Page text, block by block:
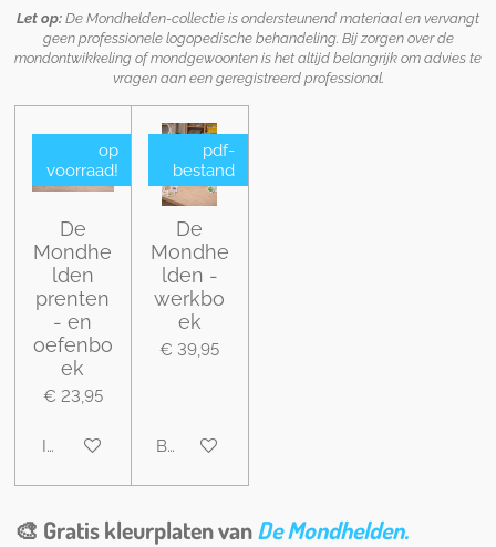
Let op: De Mondhelden-collectie is ondersteunend materiaal en vervangt
geen professionele logopedische behandeling. Bij zorgen over de
mondontwikkeling of mondgewoonten is het altijd belangrijk om advies te
vragen aan een geregistreerd professional.
op
voorraad!
De
Mondhe
lden
prenten
- en
oefenbo
ek
€ 23,95
In winkelwagen
pdf-
bestand
De
Mondhe
lden -
werkbo
ek
€ 39,95
Bekijk details
🎨 Gratis kleurplaten vanDe Mondhelden.